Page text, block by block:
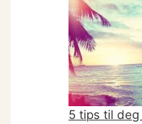
5 tips til